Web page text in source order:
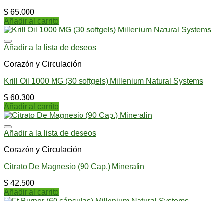
$ 65.000
Añadir al carrito
Añadir a la lista de deseos
Corazón y Circulación
Krill Oil 1000 MG (30 softgels) Millenium Natural Systems
$ 60.300
Añadir al carrito
Añadir a la lista de deseos
Corazón y Circulación
Citrato De Magnesio (90 Cap.) Mineralin
$ 42.500
Añadir al carrito